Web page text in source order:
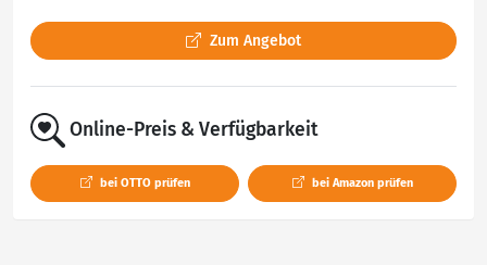
Zum Angebot
Online-Preis & Verfügbarkeit
bei OTTO prüfen bei Amazon prüfen